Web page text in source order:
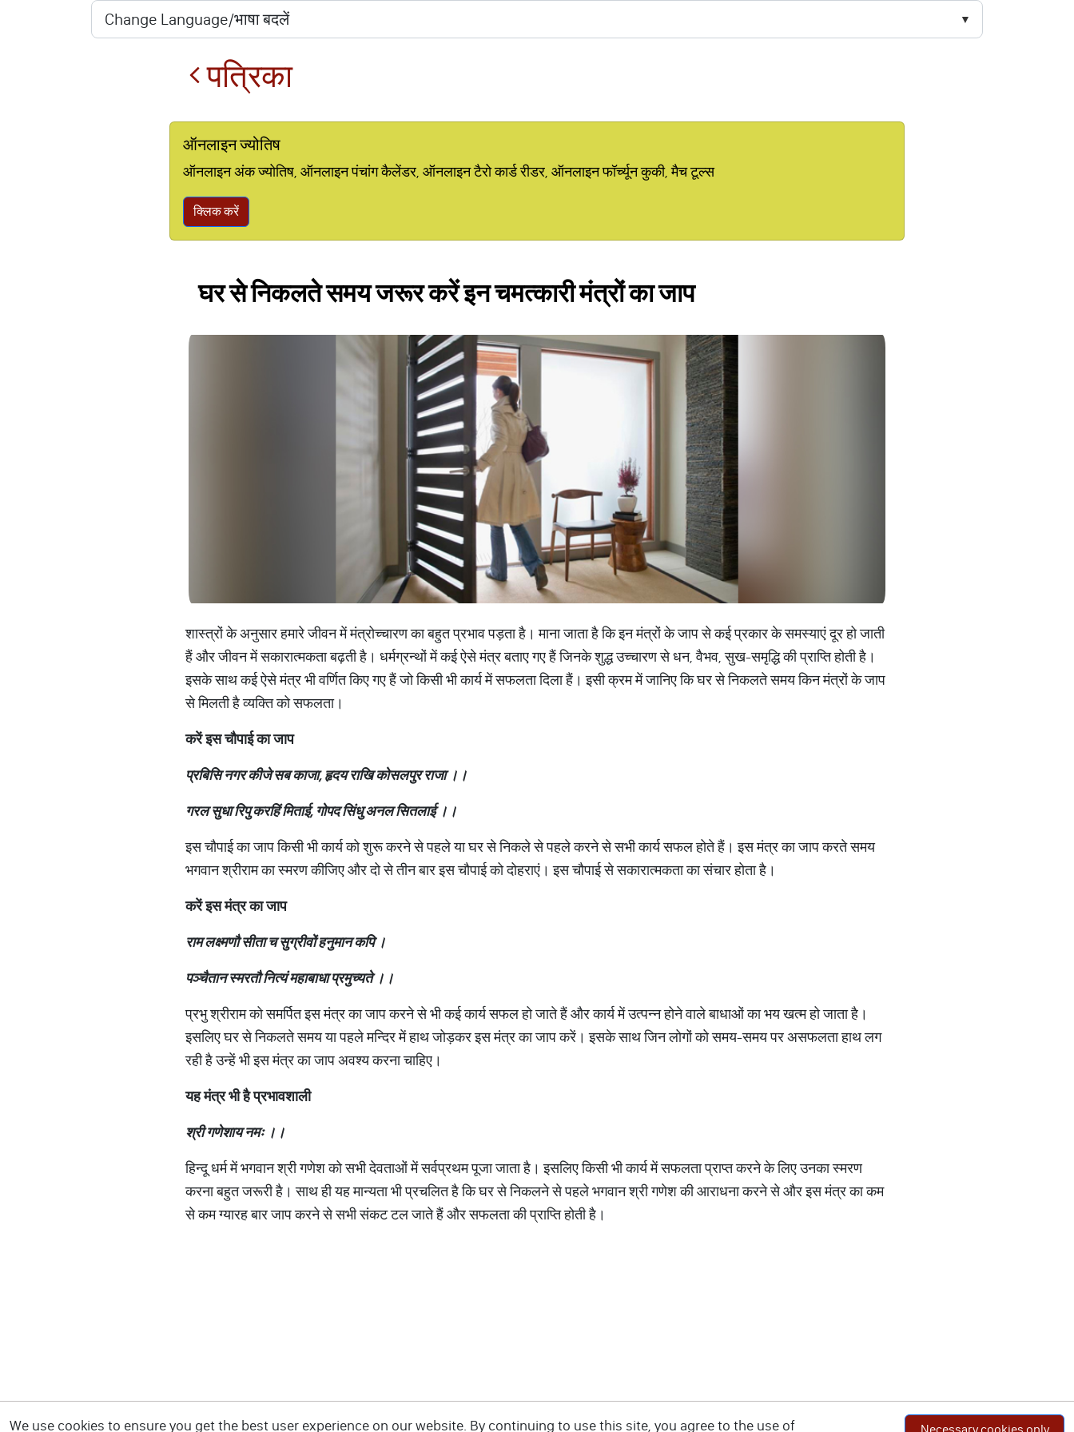
पत्रिका
ऑनलाइन ज्योतिष
ऑनलाइन अंक ज्योतिष, ऑनलाइन पंचांग कैलेंडर, ऑनलाइन टैरो कार्ड रीडर, ऑनलाइन फॉर्च्यून कुकी, मैच टूल्स
क्लिक करें
घर से निकलते समय जरूर करें इन चमत्कारी मंत्रों का जाप
शास्त्रों के अनुसार हमारे जीवन में मंत्रोच्चारण का बहुत प्रभाव पड़ता है। माना जाता है कि इन मंत्रों के जाप से कई प्रकार के समस्याएं दूर हो जाती
हैं और जीवन में सकारात्मकता बढ़ती है। धर्मग्रन्थों में कई ऐसे मंत्र बताए गए हैं जिनके शुद्ध उच्चारण से धन, वैभव, सुख-समृद्धि की प्राप्ति होती है।
इसके साथ कई ऐसे मंत्र भी वर्णित किए गए हैं जो किसी भी कार्य में सफलता दिला हैं। इसी क्रम में जानिए कि घर से निकलते समय किन मंत्रों के जाप
से मिलती है व्यक्ति को सफलता।
करेंइसचौपाईकाजाप
प्रबिसि नगर कीजे सब काजा, हृदय राखि कोसलपुर राजा । ।
गरल सुधा रिपु करहिं मिताई, गोपद सिंधु अनल सितलाई । ।
इस चौपाई का जाप किसी भी कार्य को शुरू करने से पहले या घर से निकले से पहले करने से सभी कार्य सफल होते हैं। इस मंत्र का जाप करते समय
भगवान श्रीराम का स्मरण कीजिए और दो से तीन बार इस चौपाई को दोहराएं। इस चौपाई से सकारात्मकता का संचार होता है।
करेंइसमंत्रकाजाप
राम लक्ष्मणौ सीता च सुग्रीवों हनुमान कपि।
पञ्चैतान स्मरतौ नित्यं महाबाधा प्रमुच्यते । ।
प्रभु श्रीराम को समर्पित इस मंत्र का जाप करने से भी कई कार्य सफल हो जाते हैं और कार्य में उत्पन्न होने वाले बाधाओं का भय खत्म हो जाता है।
इसलिए घर से निकलते समय या पहले मन्दिर में हाथ जोड़कर इस मंत्र का जाप करें। इसके साथ जिन लोगों को समय-समय पर असफलता हाथ लग
रही है उन्हें भी इस मंत्र का जाप अवश्य करना चाहिए।
यहमंत्रभीहैप्रभावशाली
श्री गणेशाय नमः । ।
हिन्दू धर्म में भगवान श्री गणेश को सभी देवताओं में सर्वप्रथम पूजा जाता है। इसलिए किसी भी कार्य में सफलता प्राप्त करने के लिए उनका स्मरण
करना बहुत जरूरी है। साथ ही यह मान्यता भी प्रचलित है कि घर से निकलने से पहले भगवान श्री गणेश की आराधना करने से और इस मंत्र का कम
से कम ग्यारह बार जाप करने से सभी संकट टल जाते हैं और सफलता की प्राप्ति होती है।
We use cookies to ensure you get the best user experience on our website. By continuing to use this site, you agree to the use of